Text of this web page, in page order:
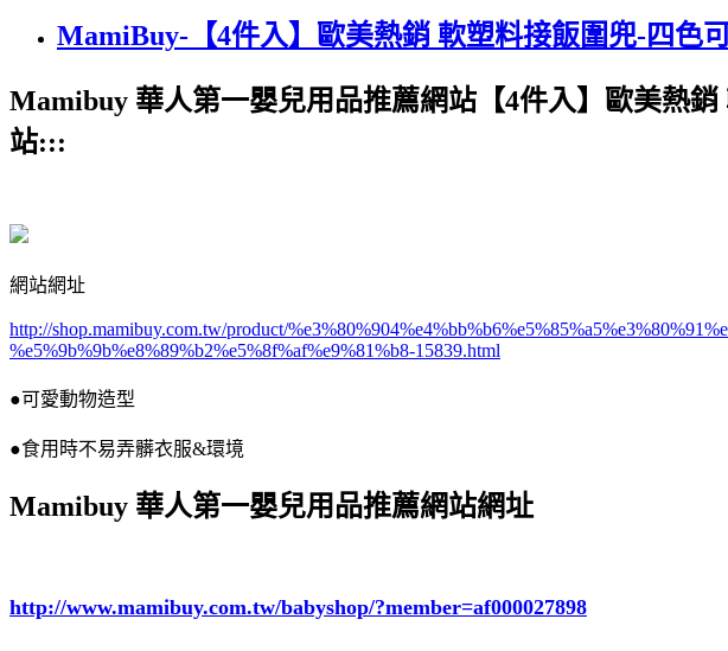
MamiBuy-【4件入】歐美熱銷 軟塑料接飯圍兜-四色
Mamibuy 華人第一嬰兒用品推薦網站【4件入】歐美熱
站:::
網站網址
http://shop.mamibuy.com.tw/product/
%e5%9b%9b%e8%89%b2%e5%8f%af%e9%81%b8-15839.html
●可愛動物造型
●食用時不易弄髒衣服&環境
Mamibuy 華人第一嬰兒用品推薦網站網址
http://www.mamibuy.com.tw/babyshop/?member=af000027898